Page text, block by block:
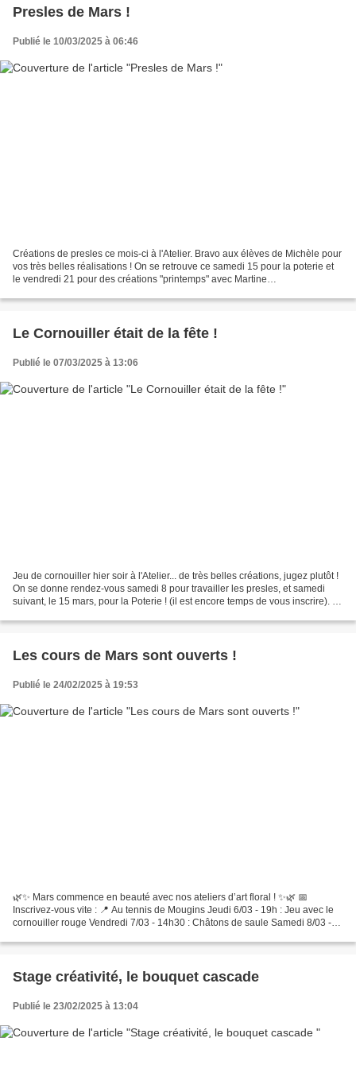
Presles de Mars !
Publié le 10/03/2025 à 06:46
Créations de presles ce mois-ci à l'Atelier. Bravo aux élèves de Michèle pour
vos très belles réalisations ! On se retrouve ce samedi 15 pour la poterie et
le vendredi 21 pour des créations "printemps" avec Martine
Le Cornouiller était de la fête !
Publié le 07/03/2025 à 13:06
Jeu de cornouiller hier soir à l'Atelier... de très belles créations, jugez plutôt !
On se donne rendez-vous samedi 8 pour travailler les presles, et samedi
suivant, le 15 mars, pour la Poterie ! (il est encore temps de vous inscrire). A
Les cours de Mars sont ouverts !
Publié le 24/02/2025 à 19:53
🌿✨ Mars commence en beauté avec nos ateliers d’art floral ! ✨🌿 📅
Inscrivez-vous vite : 📍 Au tennis de Mougins Jeudi 6/03 - 19h : Jeu avec le
cornouiller rouge Vendredi 7/03 - 14h30 : Châtons de saule Samedi 8/03 -
Stage créativité, le bouquet cascade
Publié le 23/02/2025 à 13:04